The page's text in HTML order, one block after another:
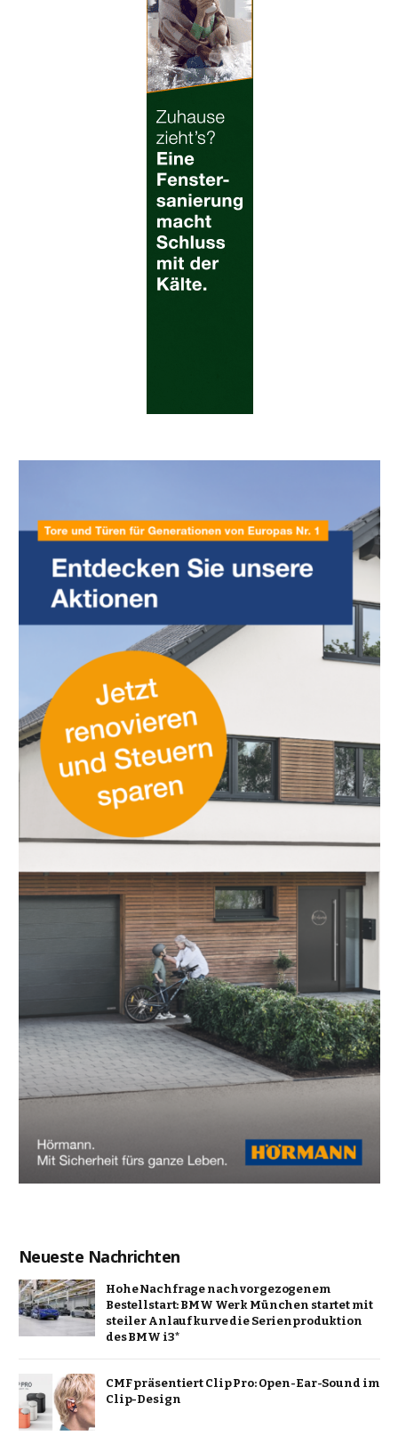
Neueste Nachrichten
Hohe Nachfrage nach vorgezogenem
Bestellstart: BMW Werk München startet mit
steiler Anlaufkurve die Serienproduktion
des BMW i3*
CMF präsentiert Clip Pro: Open-Ear-Sound im
Clip-Design